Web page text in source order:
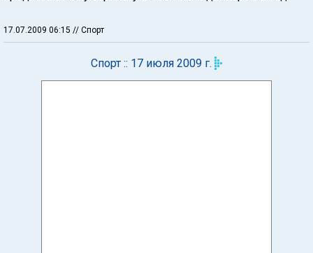
17.07.2009 06:15 // Спорт
Спорт :: 17 июля 2009 г.